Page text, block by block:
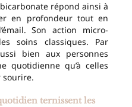
répond ainsi à
en profondeur tout en
Son action micro-
soins classiques. Par
bien aux personnes
quotidienne qu’à celles
sourire.
ternissent les